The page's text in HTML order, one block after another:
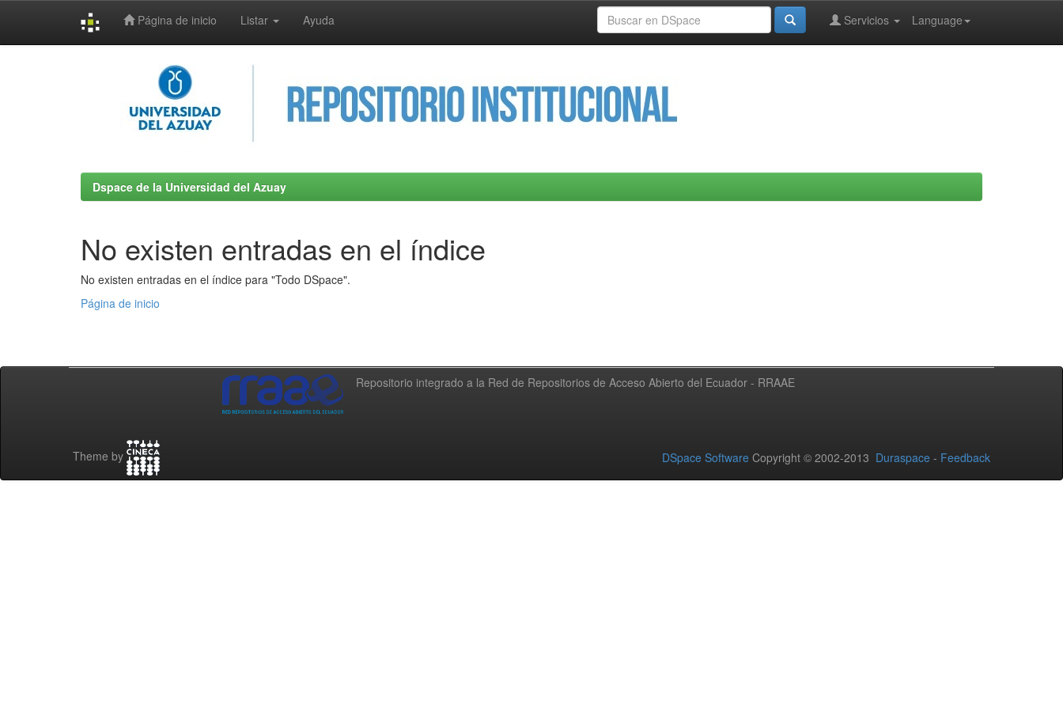
Página de inicio Listar Ayuda Language
Servicios
Dspace de la Universidad del Azuay
No existen entradas en el índice
No existen entradas en el índice para "Todo DSpace".
Página de inicio
Repositorio integrado a la Red de Repositorios de Acceso Abierto del Ecuador - RRAAE
Theme by DSpace Software Copyright © 2002-2013 Duraspace - Feedback